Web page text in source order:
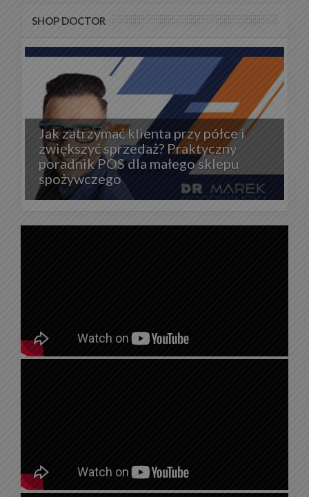
SHOP DOCTOR
Jak zatrzymać klienta przy półce i
zwiększyć sprzedaż? Praktyczny
poradnik POS dla małego sklepu
spożywczego